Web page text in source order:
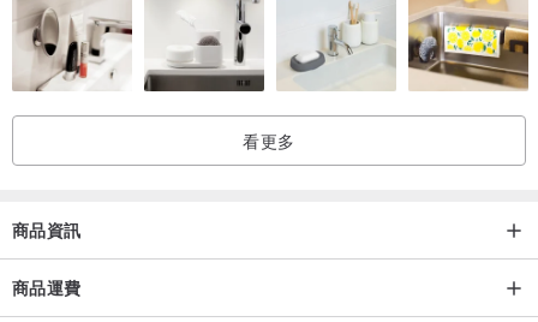
戒圍尺吋 | 美圍 #6.5（活圍戒指，可稍微調整尺寸）
金屬材質 | 銅 電鍍 14K香檳金，厚度 0.5 µm（微米）
《關於戒指的尺寸》
美圍 #6.5：圓周長約 51.8 mm（活圍戒指，可稍微調整尺寸）
看更多
商品資訊
商品運費